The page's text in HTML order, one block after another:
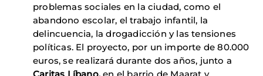
problemas sociales en la ciudad, como el
abandono escolar, el trabajo infantil, la
delincuencia, la drogadicción y las tensiones
políticas. El proyecto, por un importe de 80.000
euros, se realizará durante dos años, junto a